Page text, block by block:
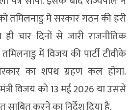
तमिलनाडु में सरकार गठन की हरी
चार दिनों से जारी राजनीतिक
में विजय की पार्टी टीवीके
का शपथ ग्रहण कल होगा.
विजय को 13 मई 2026 या उससे